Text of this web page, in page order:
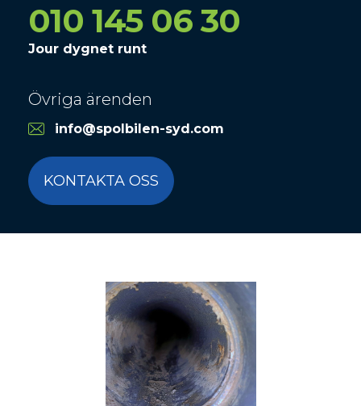
010 145 06 30
Jour dygnet runt
Övriga ärenden
info@spolbilen-syd.com
KONTAKTA OSS